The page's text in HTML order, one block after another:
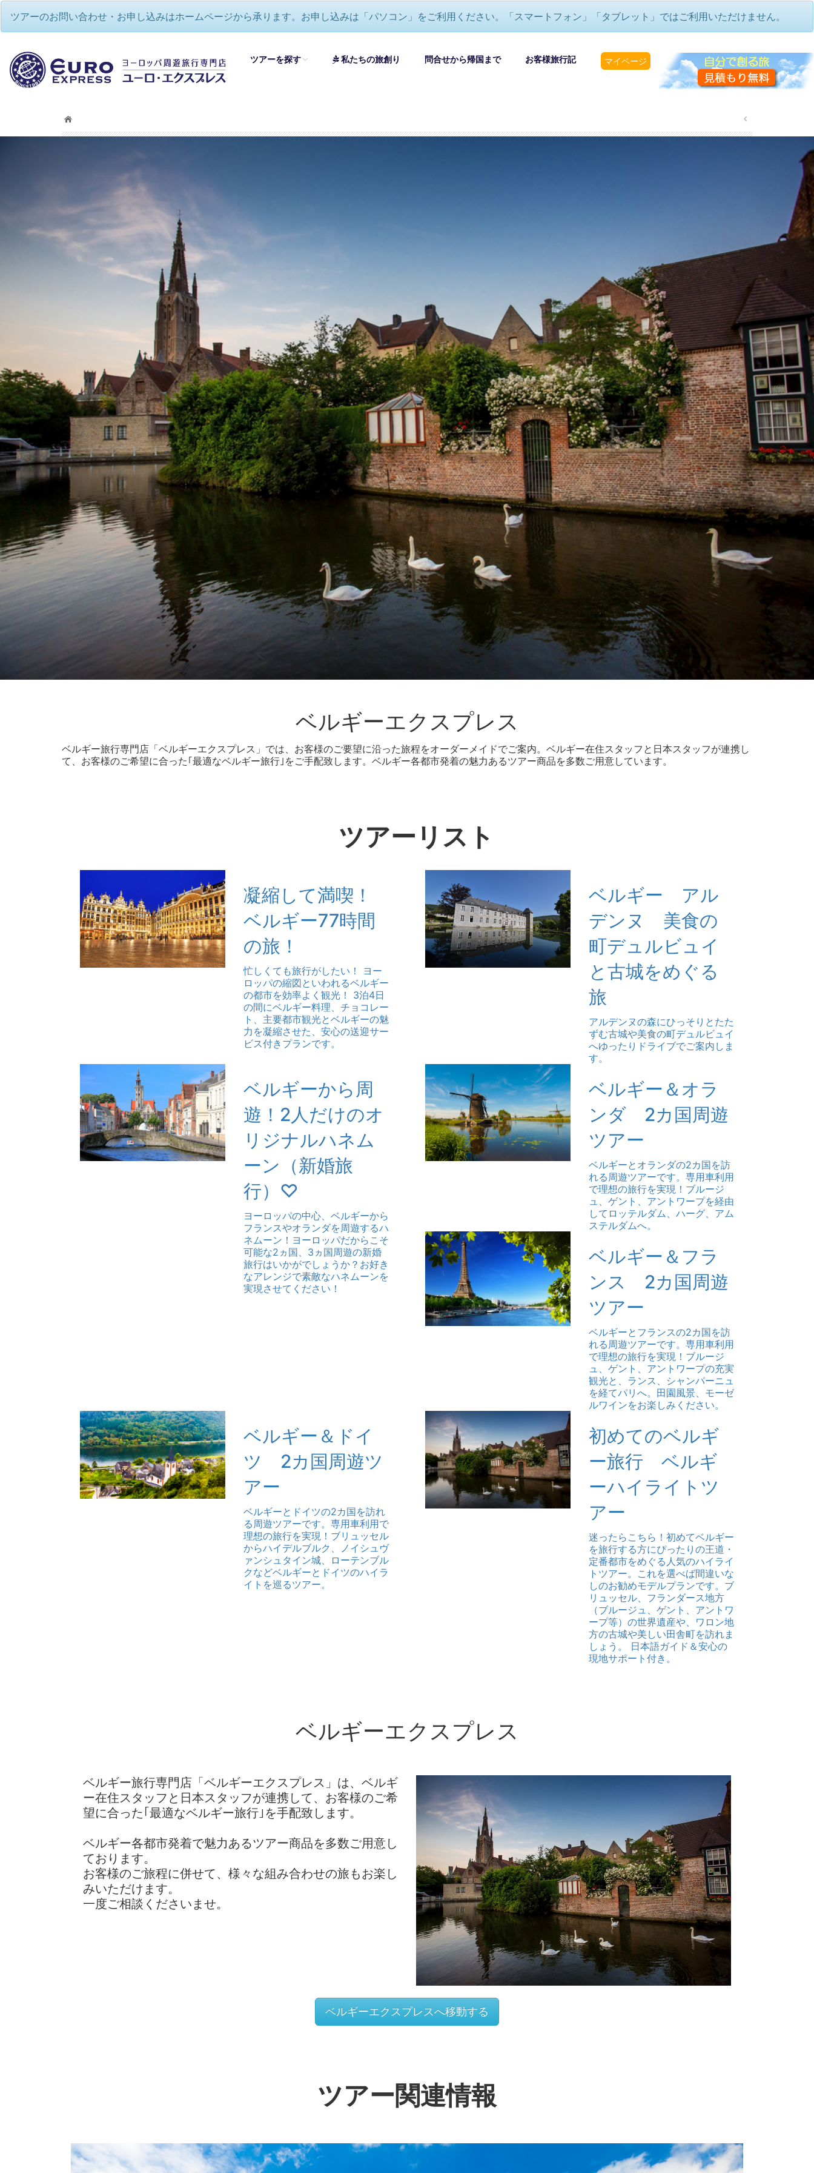
ツアーのお問い合わせ・お申し込みはホームページから承ります。お申し込みは「パソコン」をご利用ください。「スマートフォン」「タブレット」ではご利用いただけません。
マイページ
ツアーを探す
すべてのツアーを見る
私たちの旅創り 問合せから帰国まで お客様旅行記
ベルギーエクスプレス
ベルギー旅行専門店「ベルギーエクスプレス」では、お客様のご要望に沿った旅程をオーダーメイドでご案内。ベルギー在住スタッフと日本スタッフが連携し
て、お客様のご希望に合った｢最適なベルギー旅行｣をご手配致します。ベルギー各都市発着の魅力あるツアー商品を多数ご用意しています。
ツアーリスト
凝縮して満喫！
ベルギー77時間
の旅！
忙しくても旅行がしたい！ ヨー
ロッパの縮図といわれるベルギー
の都市を効率よく観光！ 3泊4日
の間にベルギー料理、チョコレー
ト、主要都市観光とベルギーの魅
力を凝縮させた、安心の送迎サー
ビス付きプランです。
ベルギー アル
デンヌ 美食の
町デュルビュイ
と古城をめぐる
旅
アルデンヌの森にひっそりとたた
ずむ古城や美食の町デュルビュイ
へゆったりドライブでご案内しま
す。
ベルギーから周
遊！2人だけのオ
リジナルハネム
ーン（新婚旅
行）♡
ヨーロッパの中心、ベルギーから
フランスやオランダを周遊するハ
ネムーン！ヨーロッパだからこそ
可能な2ヵ国、3ヵ国周遊の新婚
旅行はいかがでしょうか？お好き
なアレンジで素敵なハネムーンを
実現させてください！
ベルギー＆オラ
ンダ 2カ国周遊
ツアー
ベルギーとオランダの2カ国を訪
れる周遊ツアーです。専用車利用
で理想の旅行を実現！ブルージ
ュ、ゲント、アントワープを経由
してロッテルダム、ハーグ、アム
ステルダムへ。
ベルギー＆フラ
ンス 2カ国周遊
ツアー
ベルギーとフランスの2カ国を訪
れる周遊ツアーです。専用車利用
で理想の旅行を実現！ブルージ
ュ、ゲント、アントワープの充実
観光と、ランス、シャンパーニュ
を経てパリへ。田園風景、モーゼ
ルワインをお楽しみください。
ベルギー＆ドイ
ツ 2カ国周遊ツ
アー
ベルギーとドイツの2カ国を訪れ
る周遊ツアーです。専用車利用で
理想の旅行を実現！ブリュッセル
からハイデルブルク、ノイシュヴ
ァンシュタイン城、ローテンブル
クなどベルギーとドイツのハイラ
イトを巡るツアー。
初めてのベルギ
ー旅行 ベルギ
ーハイライトツ
アー
迷ったらこちら！初めてベルギー
を旅行する方にぴったりの王道・
定番都市をめぐる人気のハイライ
トツアー。これを選べば間違いな
しのお勧めモデルプランです。ブ
リュッセル、フランダース地方
（ブルージュ、ゲント、アントワ
ープ等）の世界遺産や、ワロン地
方の古城や美しい田舎町を訪れま
しょう。 日本語ガイド＆安心の
現地サポート付き。
ベルギーエクスプレス
ベルギー旅行専門店「ベルギーエクスプレス」は、ベルギ
ー在住スタッフと日本スタッフが連携して、お客様のご希
望に合った｢最適なベルギー旅行｣を手配致します。
ベルギー各都市発着で魅力あるツアー商品を多数ご用意し
ております。
お客様のご旅程に併せて、様々な組み合わせの旅もお楽し
みいただけます。
一度ご相談くださいませ。
ベルギーエクスプレスへ移動する
ツアー関連情報